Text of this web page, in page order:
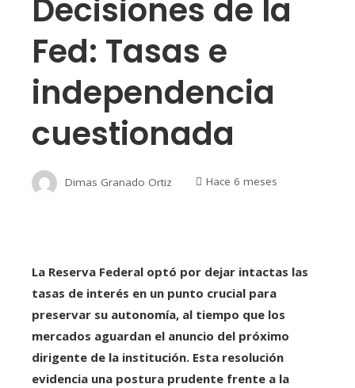
Decisiones de la
Fed: Tasas e
independencia
cuestionada
Dimas Granado Ortiz Hace 6 meses
La Reserva Federal optó por dejar intactas las
tasas de interés en un punto crucial para
preservar su autonomía, al tiempo que los
mercados aguardan el anuncio del próximo
dirigente de la institución. Esta resolución
evidencia una postura prudente frente a la